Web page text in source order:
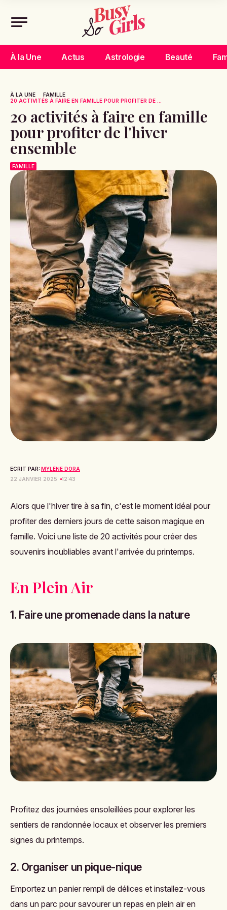
À la Une Actus Astrologie Beauté
À LA UNE
FAMILLE
20 ACTIVITÉS À FAIRE EN FAMILLE POUR PROFITER DE ...
20 activités à faire en famille
pour profiter de l'hiver
ensemble
FAMILLE
ECRIT PAR: MYLÈNE DORA
22 JANVIER 2025
12:43
Alors que l'hiver tire à sa fin, c'est le moment idéal pour
profiter des derniers jours de cette saison magique en
famille. Voici une liste de 20 activités pour créer des
souvenirs inoubliables avant l'arrivée du printemps.
En Plein Air
1. Faire une promenade dans la nature
Profitez des journées ensoleillées pour explorer les
sentiers de randonnée locaux et observer les premiers
signes du printemps.
2. Organiser un pique-nique
Emportez un panier rempli de délices et installez-vous
dans un parc pour savourer un repas en plein air en